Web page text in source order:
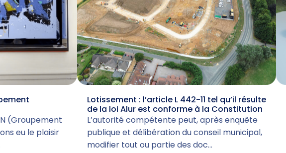
(Groupement
eu le plaisir
Lotissement : l’article L 442-11 tel qu’il résulte
de la loi Alur est conforme à la Constitution
L’autorité compétente peut, après enquête
publique et délibération du conseil municipal,
modifier tout ou partie des doc…